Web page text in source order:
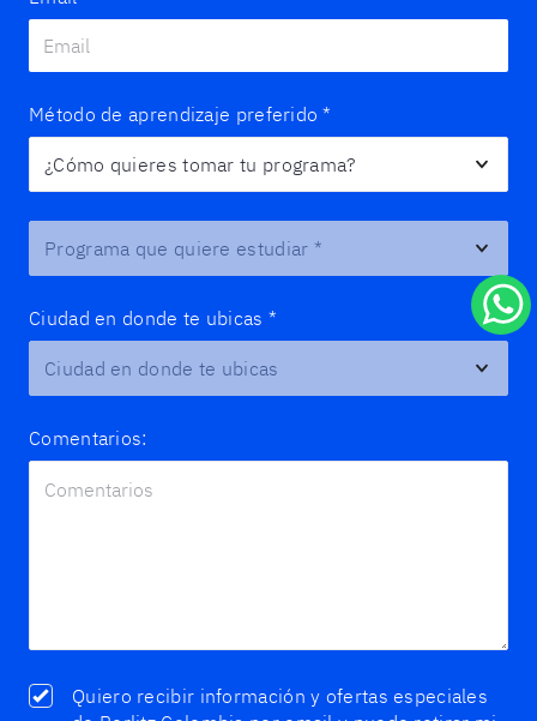
Método de aprendizaje preferido *
Ciudad en donde te ubicas *
Comentarios:
Quiero recibir información y ofertas especiales